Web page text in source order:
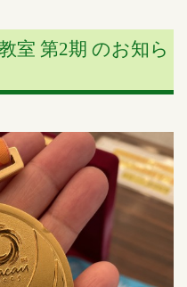
室 第2期 のお知ら